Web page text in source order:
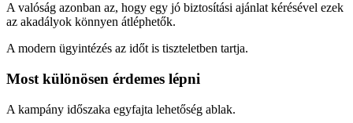
A valóság azonban az, hogy egy jó biztosítási ajánlat kérésével ezek
az akadályok könnyen átléphetők.
A modern ügyintézés az időt is tiszteletben tartja.
Most különösen érdemes lépni
A kampány időszaka egyfajta lehetőség ablak.